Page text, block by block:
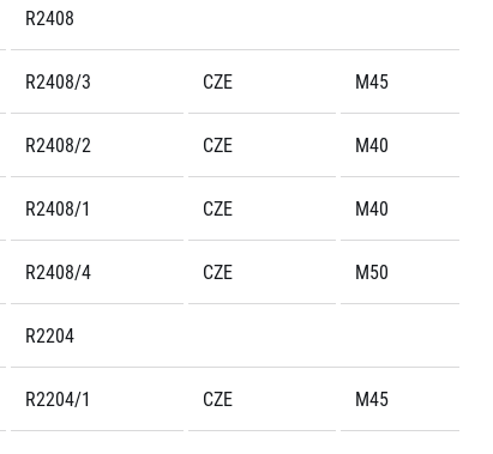
R2408
R2408/3 CZE M45
R2408/2 CZE M40
R2408/1 CZE M40
R2408/4 CZE M50
R2204
R2204/1 CZE M45